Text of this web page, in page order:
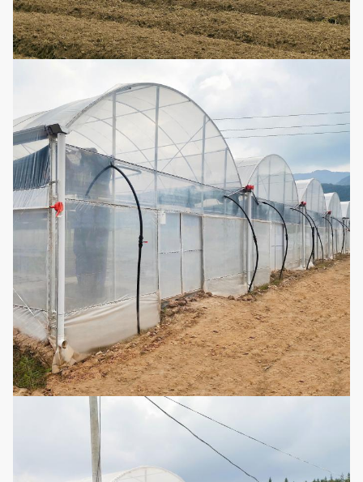
4 Red del insecto
alta calidad
como materia
prima
Opcional
5
Sun-sombrear
la red
Sombra del
verano, lluvia del
bloque,
humedad,
refrescándose,
preservación del
calor de la
invierno-
primavera
Opcional
6
Sistema de
enfriamiento
Consiste en
ventiladores y
un cojín de
enfriamiento
Opcional
Sistema de
calefacción
Calefacción de
agua caliente,
calefacción del
aire caliente,
Opcional